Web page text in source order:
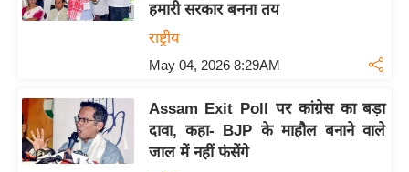
हमारी सरकार बनना तय
राष्ट्रीय
May 04, 2026 8:29AM
Assam Exit Poll पर कांग्रेस का बड़ा
दावा, कहा- BJP के माहौल बनाने वाले
जाल में नहीं फंसेंगे